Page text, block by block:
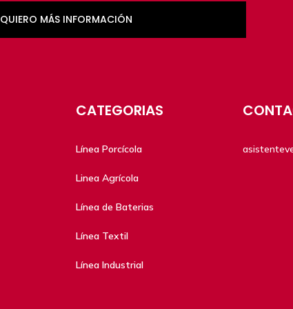
QUIERO MÁS INFORMACIÓN
CATEGORIAS
Línea Porcícola
Linea Agrícola
Línea de Baterias
Línea Textil
Línea Industrial